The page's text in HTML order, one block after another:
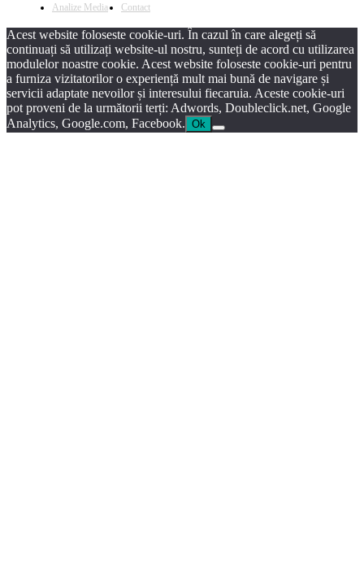
Analize Media
Contact
Acest website foloseste cookie-uri. În cazul în care alegeți să
continuați să utilizați website-ul nostru, sunteți de acord cu utilizarea
modulelor noastre cookie. Acest website foloseste cookie-uri pentru
a furniza vizitatorilor o experiență mult mai bună de navigare și
servicii adaptate nevoilor și interesului fiecaruia. Aceste cookie-uri
pot proveni de la următorii terți: Adwords, Doubleclick.net, Google
Analytics, Google.com, Facebook. Ok